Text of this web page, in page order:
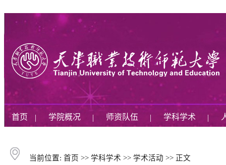
首页 | 学院概况 | 师资队伍 | 学科学术 |
当前位置: 首页 >> 学科学术 >> 学术活动 >> 正文